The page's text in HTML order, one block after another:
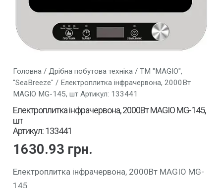
Головна/ Дрібна побутова техніка/ ТМ "MAGIO",
"SeaBreeze" / Електроплитка інфрачервона, 2000Вт
MAGIO MG-145, шт Артикул: 133441
Електроплитка інфрачервона, 2000Вт MAGIO MG-145,
шт
Артикул: 133441
1630.93 грн.
Електроплитка інфрачервона, 2000Вт MAGIO MG-
145